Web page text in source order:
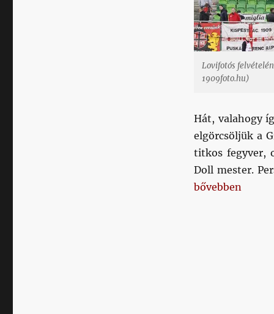
Lovifotós
1909foto.hu)
Hát, valahogy
elgörcsöljük a
titkos fegyver,
Doll mester.
„Frappáns cím
bővebben